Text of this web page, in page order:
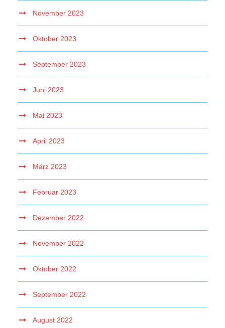
November 2023
Oktober 2023
September 2023
Juni 2023
Mai 2023
April 2023
März 2023
Februar 2023
Dezember 2022
November 2022
Oktober 2022
September 2022
August 2022